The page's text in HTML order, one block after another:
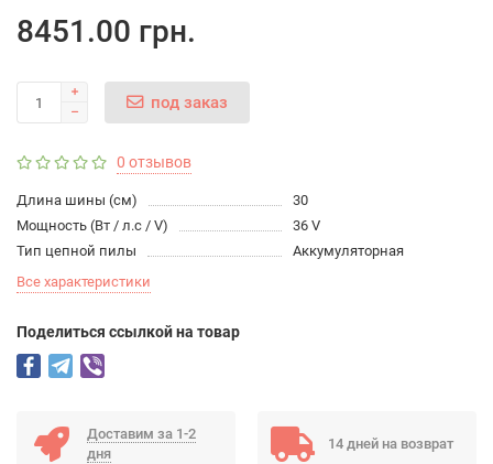
8451.00 грн.
под заказ
0 отзывов
Длина шины (см)
30
Мощность (Вт / л.с / V)
36 V
Тип цепной пилы
Аккумуляторная
Все характеристики
Поделиться ссылкой на товар
Доставим за 1-2
дня
14 дней на возврат